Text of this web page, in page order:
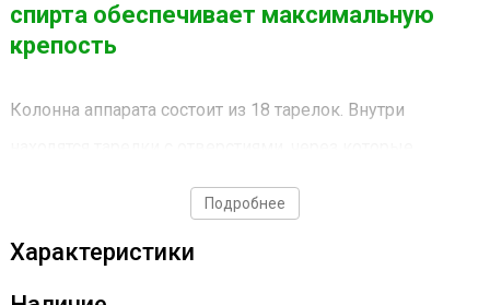
спирта обеспечивает максимальную
крепость
Колонна аппарата состоит из 18 тарелок. Внутри
проходят спиртовые пары. При соприкосновении с ними
пары охлаждаются, благодаря чему часть вредных
примесей осаждается на тарелочках, а очищенные пары
спирты с потоком пара пролетают дальше. Чем больше
Подробнее
Характеристики